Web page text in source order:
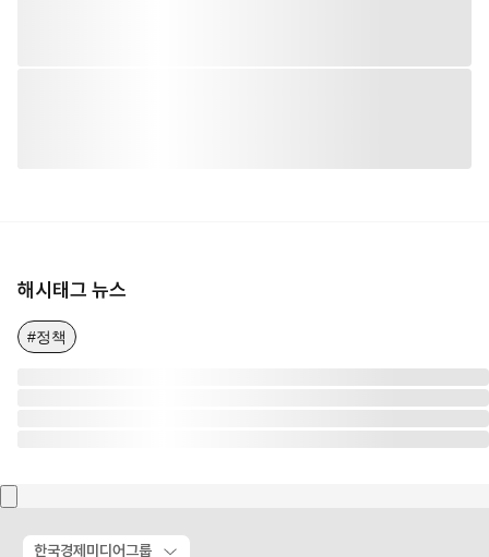
해시태그 뉴스
#정책
한국경제미디어그룹